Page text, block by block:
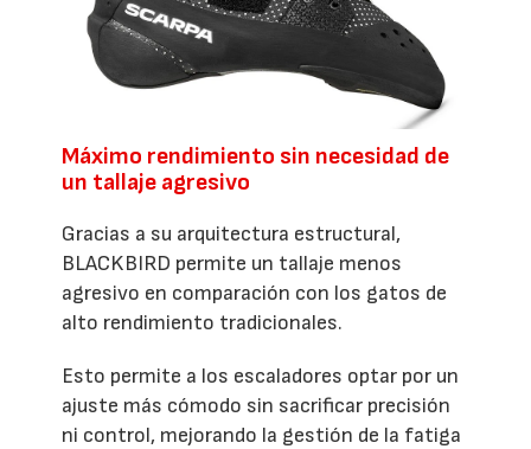
Máximo rendimiento sin necesidad de
un tallaje agresivo
Gracias a su arquitectura estructural,
BLACKBIRD permite un tallaje menos
agresivo en comparación con los gatos de
alto rendimiento tradicionales.
Esto permite a los escaladores optar por un
ajuste más cómodo sin sacrificar precisión
ni control, mejorando la gestión de la fatiga